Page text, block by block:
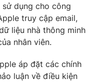
dụng cho công
truy cập email,
liệu nhà thông minh
nhân viên.
áp đặt các chính
luận về điều kiện